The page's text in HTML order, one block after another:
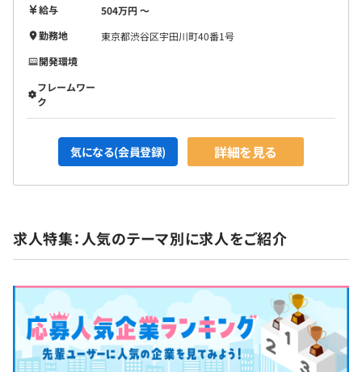
給与
504万円 〜
勤務地
東京都渋谷区宇田川町40番1号
開発環境
フレームワー
ク
気になる(会員登録) 詳細を見る
求人特集：人気のテーマ別に求人をご紹介